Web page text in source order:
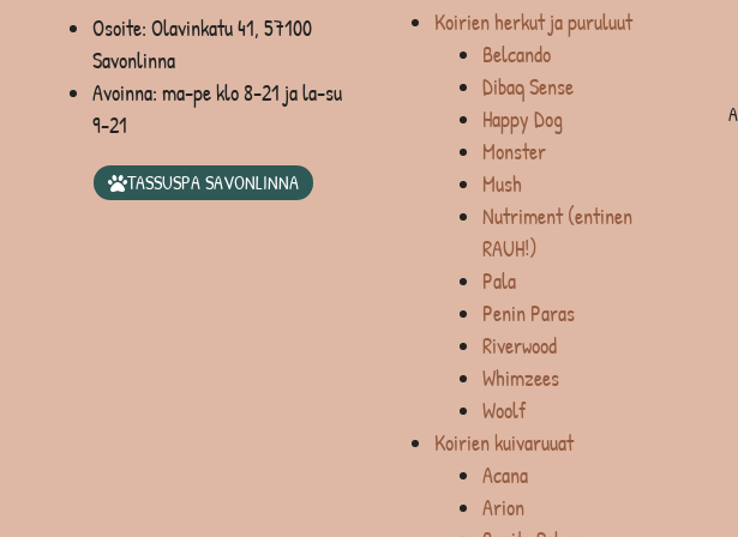
Osoite: Olavinkatu 41, 57100
Savonlinna
Avoinna: ma-pe klo 8-21 ja la-su
9-21
TASSUSPA SAVONLINNA
Koirien herkut ja puruluut
Belcando
Dibaq Sense
Happy Dog
Monster
Mush
Nutriment (entinen
RAUH!)
Pala
Penin Paras
Riverwood
Whimzees
Woolf
Koirien kuivaruuat
Acana
Arion